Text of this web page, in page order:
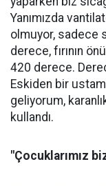
Yanımızda
olmuyor, sadece
derece, fırının
420 derece.
Eskiden bir
geliyorum,
kullandı.
"Çocuklarımız